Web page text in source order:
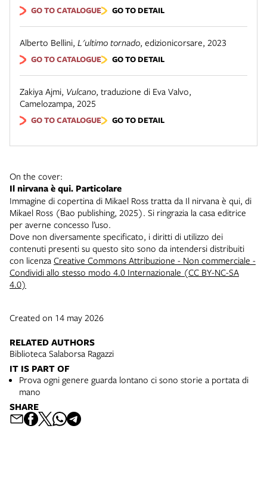
GO TO CATALOGUE GO TO DETAIL
Alberto Bellini, L'ultimo tornado, edizionicorsare, 2023
GO TO CATALOGUE GO TO DETAIL
Zakiya Ajmi, Vulcano, traduzione di Eva Valvo,
Camelozampa, 2025
GO TO CATALOGUE GO TO DETAIL
On the cover:
Il nirvana è qui. Particolare
Immagine di copertina di Mikael Ross tratta da Il nirvana è qui, di
Mikael Ross (Bao publishing, 2025). Si ringrazia la casa editrice
per averne concesso l’uso.
Dove non diversamente specificato, i diritti di utilizzo dei
contenuti presenti su questo sito sono da intendersi distribuiti
con licenza Creative Commons Attribuzione - Non commerciale -
Condividi allo stesso modo 4.0 Internazionale (CC BY-NC-SA
4.0)
Created on 14 may 2026
RELATED AUTHORS
Biblioteca Salaborsa Ragazzi
IT IS PART OF
Prova ogni genere guarda lontano ci sono storie a portata di
mano
SHARE